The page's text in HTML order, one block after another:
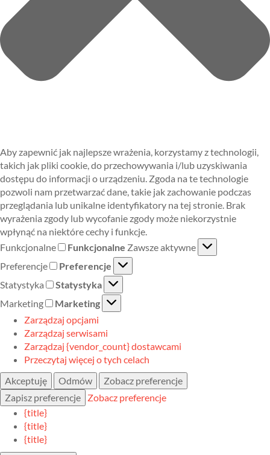
Aby zapewnić jak najlepsze wrażenia, korzystamy z technologii,
takich jak pliki cookie, do przechowywania i/lub uzyskiwania
dostępu do informacji o urządzeniu. Zgoda na te technologie
pozwoli nam przetwarzać dane, takie jak zachowanie podczas
przeglądania lub unikalne identyfikatory na tej stronie. Brak
wyrażenia zgody lub wycofanie zgody może niekorzystnie
wpłynąć na niektóre cechy i funkcje.
Funkcjonalne
Funkcjonalne Zawsze aktywne
Preferencje
Preferencje
Statystyka
Statystyka
Marketing
Marketing
Zarządzaj opcjami
Zarządzaj serwisami
Zarządzaj {vendor_count} dostawcami
Przeczytaj więcej o tych celach
Akceptuję
Odmów
Zobacz preferencje
Zapisz preferencje
Zobacz preferencje
{title}
{title}
{title}